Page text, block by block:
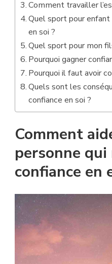
Comment travailler
Quel sport pour enfant
en soi ?
Quel sport pour mon
Pourquoi gagner
Pourquoi il faut avoir
Quels sont les
confiance en soi ?
Comment
personne qui
confiance en